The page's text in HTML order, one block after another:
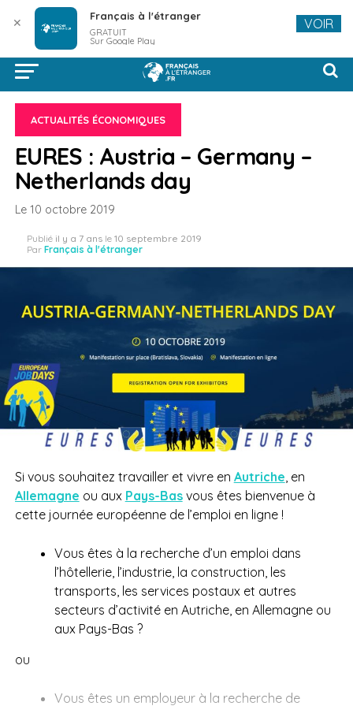
ACTUALITÉS ÉCONOMIQUES
EURES : Austria – Germany –
Netherlands day
Le 10 octobre 2019
Publié il y a 7 ans le 10 septembre 2019
Par Français à l'étranger
Si vous souhaitez travailler et vivre en Autriche, en
Allemagne ou aux Pays-Basvous êtes bienvenue à
cette journée européenne de l’emploi en ligne !
Vous êtes à la recherche d’un emploi dans
l’hôtellerie, l’industrie, la construction, les
transports, les services postaux et autres
secteurs d’activité en Autriche, en Allemagne ou
aux Pays-Bas ?
ou
Vous êtes un employeur à la recherche de
✕ Français à l'étranger
GRATUIT
Sur Google Play
VOIR